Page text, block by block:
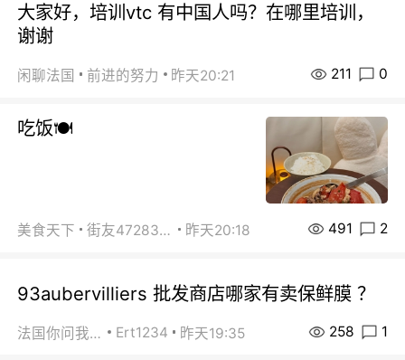
大家好，培训vtc 有中国人吗？在哪里培训，
谢谢
闲聊法国 前进的努力 昨天20:21 211 0
吃饭🍽️
美食天下 街友472838572 昨天20:18 491 2
93aubervilliers 批发商店哪家有卖保鲜膜 ？
法国你问我答 Ert1234 昨天19:35 258 1